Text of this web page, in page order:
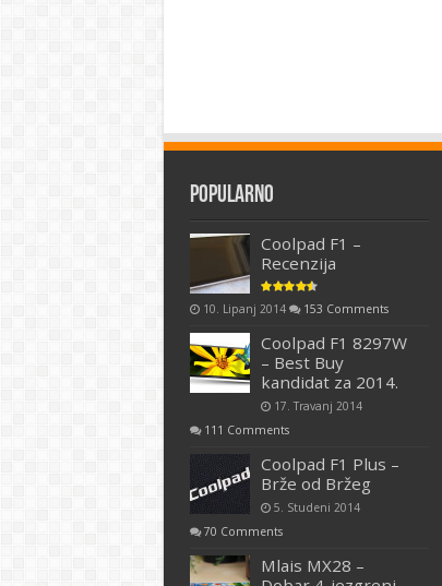
Popularno
Coolpad F1 –
Recenzija
10. Lipanj 2014 153 Comments
Coolpad F1 8297W
– Best Buy
kandidat za 2014.
17. Travanj 2014
111 Comments
Coolpad F1 Plus –
Brže od Bržeg
5. Studeni 2014
70 Comments
Mlais MX28 –